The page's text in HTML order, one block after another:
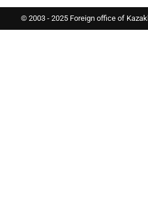
© 2003 - 2025 Foreign office of